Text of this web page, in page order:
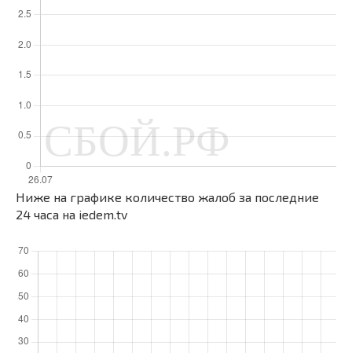
Ниже на графике количество жалоб за последние
24 часа на iedem.tv